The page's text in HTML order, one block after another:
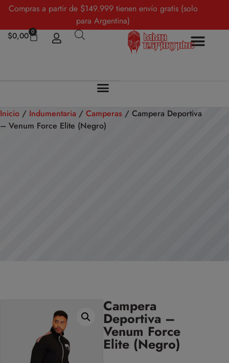
Compras a partir de $149.999 tienen envío gratis (solo
para Argentina)
$0,00 0
Inicio / Indumentaria / Camperas / Campera Deportiva
– Venum Force Elite (Negro)
Campera
Deportiva –
Venum Force
Elite (Negro)